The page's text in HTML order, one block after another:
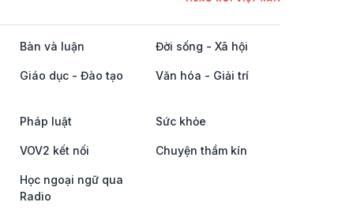
Bàn và luận Đời sống - Xã hội
Giáo dục - Đào tạo Văn hóa - Giải trí
Pháp luật Sức khỏe
VOV2 kết nối Chuyện thầm kín
Học ngoại ngữ qua
Radio